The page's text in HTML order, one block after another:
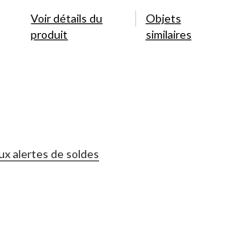
Voir détails du
produit
Objets
similaires
alertes de soldes